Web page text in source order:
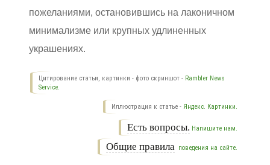
пожеланиями, остановившись на лаконичном
минимализме или крупных удлиненных
украшениях.
Цитирование статьи, картинки - фото скриншот - Rambler News
Service.
Иллюстрация к статье - Яндекс. Картинки.
Есть вопросы. Напишите нам.
Общие правила поведения на сайте.